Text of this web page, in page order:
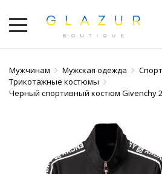
Мужчинам Мужская одежда
Трикотажные костюмы
Черный спортивный костюм Givenchy